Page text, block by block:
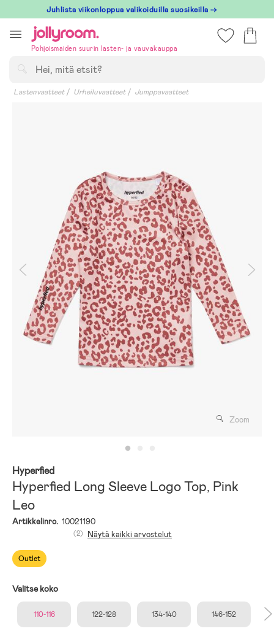
till
innehållet
Juhlista viikonloppua valikoiduilla suosikeilla →
Pohjoismaiden suurin lasten- ja vauvakauppa
Lastenvaatteet Urheiluvaatteet Jumppavaatteet
Zoom
Hyperfied
Hyperfied Long Sleeve Logo Top, Pink
Leo
Artikkelinro. 10021190
Outlet
(2) Näytä kaikki arvostelut
Valitse koko
110-116 122-128 134-140 146-152